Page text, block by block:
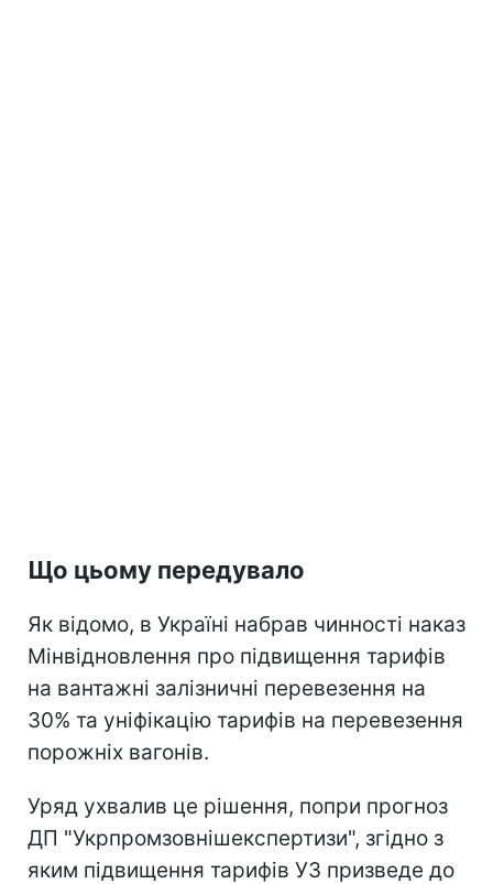
Що цьому передувало
Як відомо, в Україні набрав чинності наказ
Мінвідновлення про підвищення тарифів
на вантажні залізничні перевезення на
30% та уніфікацію тарифів на перевезення
порожніх вагонів.
Уряд ухвалив це рішення, попри прогноз
ДП "Укрпромзовнішекспертизи", згідно з
яким підвищення тарифів УЗ призведе до